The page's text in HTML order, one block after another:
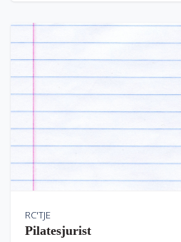
RC'TJE
Pilatesjurist